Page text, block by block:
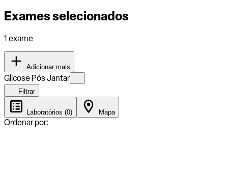
Exames selecionados
1 exame
Adicionar mais
Glicose Pós Jantar
Filtrar
Laboratórios (0) Mapa
Ordenar por: